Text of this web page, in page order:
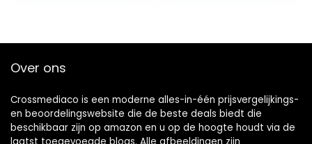
Over ons
Crossmediaco is een moderne alles-in-één prijsvergelijkings-
en beoordelingswebsite die de beste deals biedt die
beschikbaar zijn op amazon en u op de hoogte houdt via de